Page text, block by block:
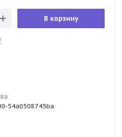
В корзину
54a0508745ba